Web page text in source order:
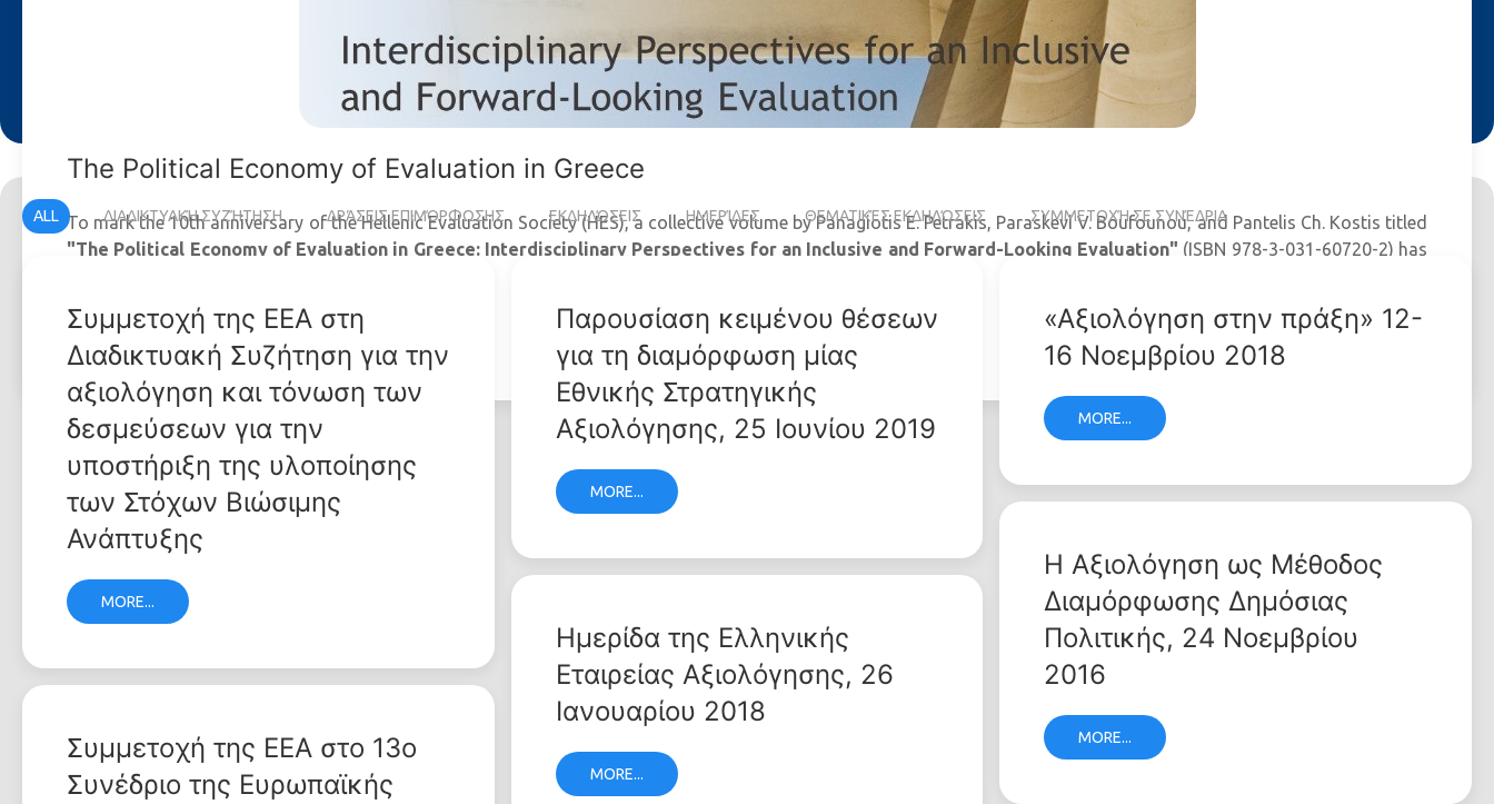
The Political Economy of Evaluation in Greece
To mark the 10th anniversary of the Hellenic Evaluation Society (HES), a collective volume by Panagiotis E. Petrakis, Paraskevi V. Boufounou, and Pantelis Ch. Kostis titled
"The Political Economy of Evaluation in Greece: Interdisciplinary Perspectives for an Inclusive and Forward-Looking Evaluation" (ISBN 978-3-031-60720-2) has
MORE...
ALL ΔΙΑΔΙΚΤΥΑΚΉ ΣΥΖΉΤΗΣΗ ΔΡΆΣΕΙΣ ΕΠΙΜΌΡΦΩΣΗΣ ΕΚΔΗΛΏΣΕΙΣ ΗΜΕΡΊΔΕΣ ΘΕΜΑΤΙΚΈΣ ΕΚΔΗΛΏΣΕΙΣ ΣΥΜΜΕΤΟΧΉ ΣΕ ΣΥΝΈΔΡΙΑ
Συμμετοχή της ΕΕΑ στη
Διαδικτυακή Συζήτηση για την
αξιολόγηση και τόνωση των
δεσμεύσεων για την
υποστήριξη της υλοποίησης
των Στόχων Βιώσιμης
Ανάπτυξης
MORE...
Παρουσίαση κειμένου θέσεων
για τη διαμόρφωση μίας
Εθνικής Στρατηγικής
Αξιολόγησης, 25 Ιουνίου 2019
MORE...
«Αξιολόγηση στην πράξη» 12-
16 Νοεμβρίου 2018
MORE...
Συμμετοχή της ΕΕΑ στο 13ο
Συνέδριο της Ευρωπαϊκής
Ημερίδα της Ελληνικής
Εταιρείας Αξιολόγησης, 26
Ιανουαρίου 2018
MORE...
Η Αξιολόγηση ως Μέθοδος
Διαμόρφωσης Δημόσιας
Πολιτικής, 24 Νοεμβρίου
2016
MORE...